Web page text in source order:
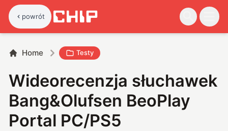
powrót
Home Testy
Wideorecenzja słuchawek
Bang&Olufsen BeoPlay
Portal PC/PS5